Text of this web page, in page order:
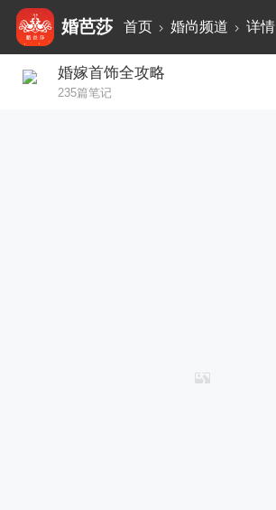
婚芭莎 首页 婚尚频道 详情
婚嫁首饰全攻略
235篇笔记